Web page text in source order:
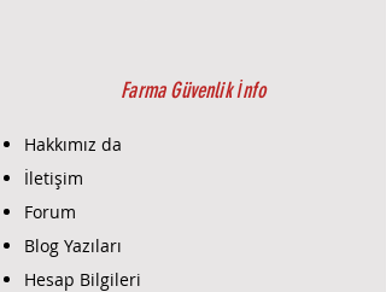
Farma Güvenlik İnfo
Hakkımız da
İletişim
Forum
Blog Yazıları
Hesap Bilgileri